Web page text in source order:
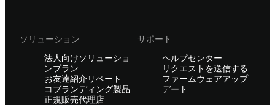
ソリューション
法人向けソリューショ
ンプラン
お友達紹介リベート
コブランディング製品
正規販売代理店
サポート
ヘルプセンター
リクエストを送信する
ファームウェアアップ
デート